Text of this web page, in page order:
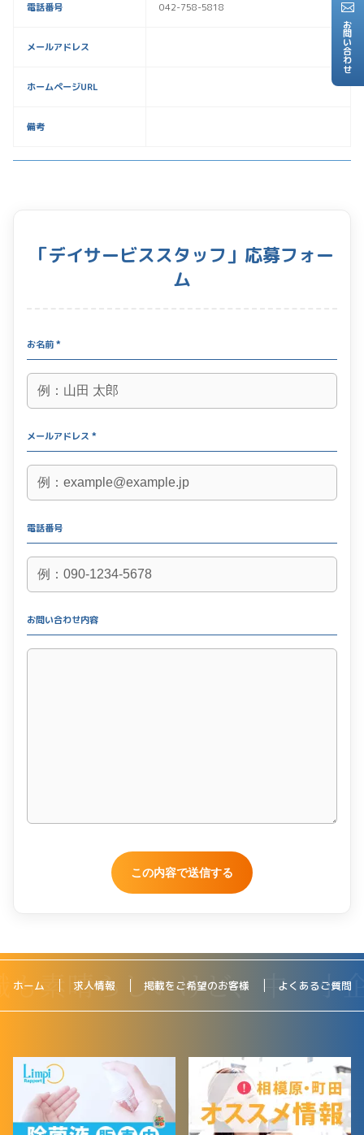
お問い合わせ
電話番号 042-758-5818
メールアドレス
ホームページURL
備考
「デイサービススタッフ」応募フォー
ム
お名前 *
メールアドレス *
電話番号
お問い合わせ内容
ホーム 求人情報 掲載をご希望のお客様 よくあるご質問